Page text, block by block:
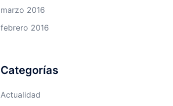
marzo 2016
febrero 2016
Categorías
Actualidad